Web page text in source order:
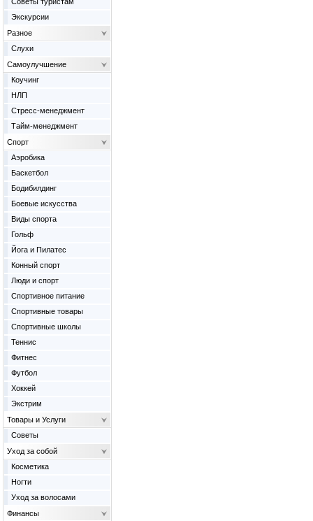
Экскурсии
Разное
Слухи
Самоулучшение
Коучинг
НЛП
Стресс-менеджмент
Тайм-менеджмент
Спорт
Аэробика
Баскетбол
Бодибилдинг
Боевые искусства
Виды спорта
Гольф
Йога и Пилатес
Конный спорт
Люди и спорт
Спортивное питание
Спортивные товары
Спортивные школы
Теннис
Фитнес
Футбол
Хоккей
Экстрим
Товары и Услуги
Советы
Уход за собой
Косметика
Ногти
Уход за волосами
Финансы